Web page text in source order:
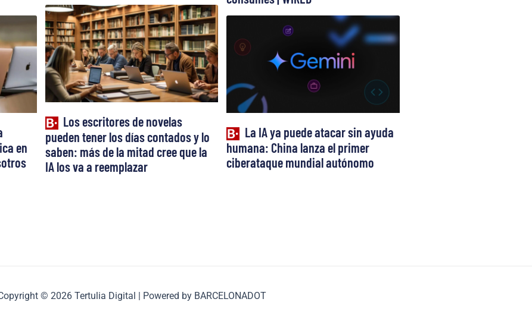
en
Los escritores de novelas
pueden tener los días contados y lo
saben: más de la mitad cree que la
IA los va a reemplazar
La IA ya puede atacar sin ayuda
humana: China lanza el primer
ciberataque mundial autónomo
© 2026 Tertulia Digital | Powered by BARCELONADOT